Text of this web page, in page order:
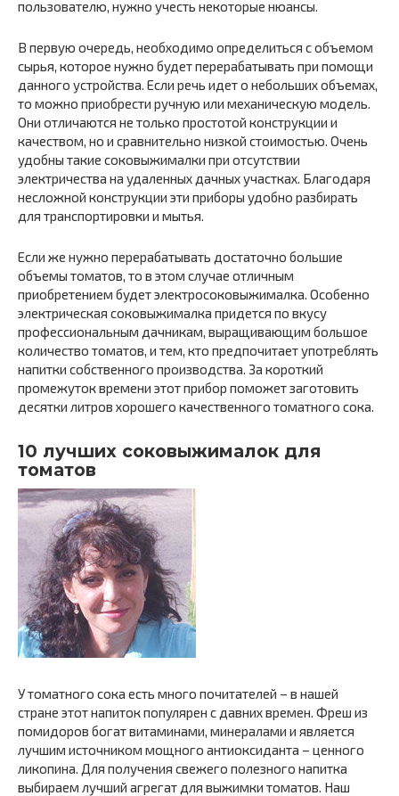
пользователю, нужно учесть некоторые нюансы.
В первую очередь, необходимо определиться с объемом
сырья, которое нужно будет перерабатывать при помощи
данного устройства. Если речь идет о небольших объемах,
то можно приобрести ручную или механическую модель.
Они отличаются не только простотой конструкции и
качеством, но и сравнительно низкой стоимостью. Очень
удобны такие соковыжималки при отсутствии
электричества на удаленных дачных участках. Благодаря
несложной конструкции эти приборы удобно разбирать
для транспортировки и мытья.
Если же нужно перерабатывать достаточно большие
объемы томатов, то в этом случае отличным
приобретением будет электросоковыжималка. Особенно
электрическая соковыжималка придется по вкусу
профессиональным дачникам, выращивающим большое
количество томатов, и тем, кто предпочитает употреблять
напитки собственного производства. За короткий
промежуток времени этот прибор поможет заготовить
десятки литров хорошего качественного томатного сока.
10 лучших соковыжималок для
томатов
У томатного сока есть много почитателей – в нашей
стране этот напиток популярен с давних времен. Фреш из
помидоров богат витаминами, минералами и является
лучшим источником мощного антиоксиданта – ценного
ликопина. Для получения свежего полезного напитка
выбираем лучший агрегат для выжимки томатов. Наш